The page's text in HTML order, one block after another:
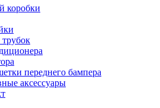
коробки
переднего бампера
аксессуары